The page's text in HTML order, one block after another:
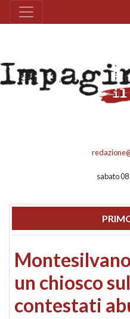
sabato
un chiosco
contestati